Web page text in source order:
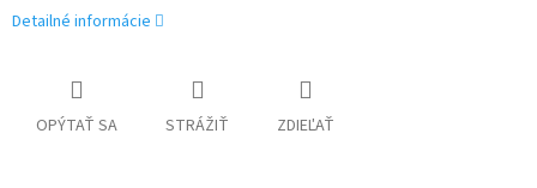
Detailné informácie
OPÝTAŤ SA STRÁŽIŤ ZDIEĽAŤ